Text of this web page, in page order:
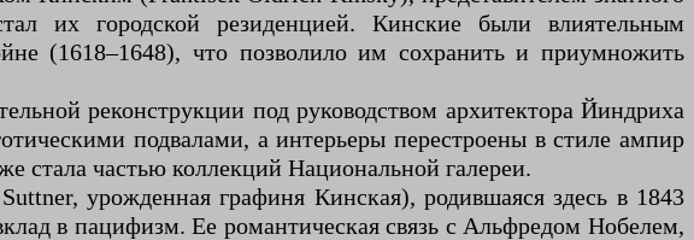
их городской резиденцией. Кинские были влиятельным
(1618–1648), что позволило им сохранить и приумножить
реконструкции под руководством архитектора Йиндриха
подвалами, а интерьеры перестроены в стиле ампир
стала частью коллекций Национальной галереи.
урожденная графиня Кинская), родившаяся здесь в 1843
в пацифизм. Ее романтическая связь с Альфредом Нобелем,